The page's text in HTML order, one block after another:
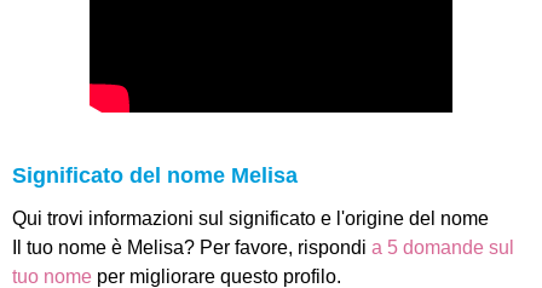
Significato del nome Melisa
Qui trovi informazioni sul significato e l'origine del nome
Il tuo nome è Melisa? Per favore, rispondi a 5 domande sul
tuo nome per migliorare questo profilo.